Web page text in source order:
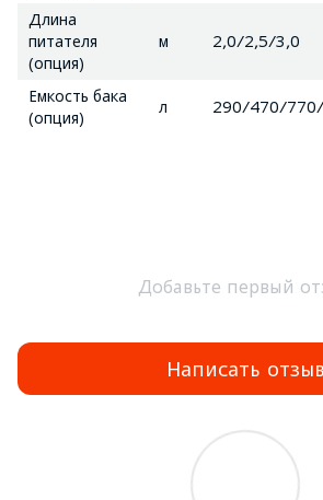
Длина
питателя
(опция)
м 2,0/2,5/3,0
Емкость бака
(опция)
л 290/470/
Добавьте первый
Написать отзыв